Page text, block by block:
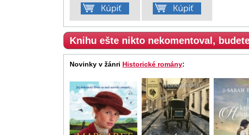
Knihu ešte nikto nekomentoval, budete
Novinky v žánri Historické romány: